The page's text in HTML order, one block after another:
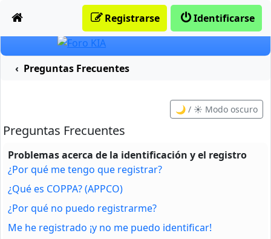
Identificarse
Registrarse
Preguntas Frecuentes
🌙 / ☀️ Modo oscuro
Preguntas Frecuentes
Problemas acerca de la identificación y el registro
¿Por qué me tengo que registrar?
¿Qué es COPPA? (APPCO)
¿Por qué no puedo registrarme?
Me he registrado ¡y no me puedo identificar!